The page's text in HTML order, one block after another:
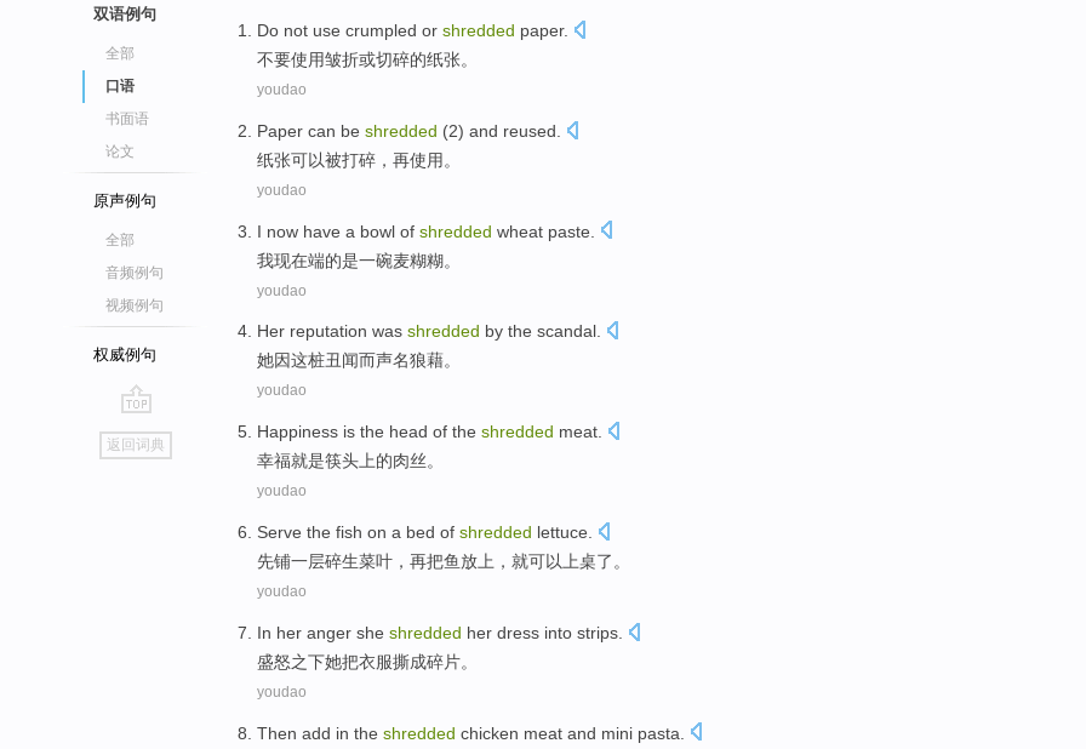
双语例句
全部
口语
书面语
论文
原声例句
全部
音频例句
视频例句
权威例句
go
top
返回词典
Do not use crumpled or shredded paper.
不要使用皱折或切碎的纸张。
youdao
Paper can be shredded (2) and reused
纸张可以被打碎 ， 再使用。
youdao
I now have a bowl of shredded wheat paste
我现在端的是一碗麦糊糊。
youdao
Her reputation was shredded by the scandal.
她因这桩丑闻而声名狼藉。
youdao
Happiness is the head of the shredded meat
幸福就是筷头上的肉丝。
youdao
Serve the fish on a bed of shredded lettuce
先铺一层碎生菜叶 ，再把鱼放 上 ，就可以上桌了。
youdao
In her anger she shredded her dress into strips
盛怒之下她把衣服撕成碎片。
youdao
Then add in the shredded chicken meat and mini pasta